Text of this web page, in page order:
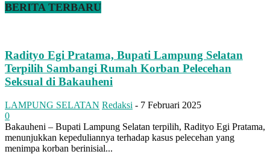
BERITA TERBARU
Radityo Egi Pratama, Bupati Lampung Selatan
Terpilih Sambangi Rumah Korban Pelecehan
Seksual di Bakauheni
LAMPUNG SELATAN Redaksi - 7 Februari 2025
0
Bakauheni – Bupati Lampung Selatan terpilih, Radityo Egi Pratama,
menunjukkan kepeduliannya terhadap kasus pelecehan yang
menimpa korban berinisial...